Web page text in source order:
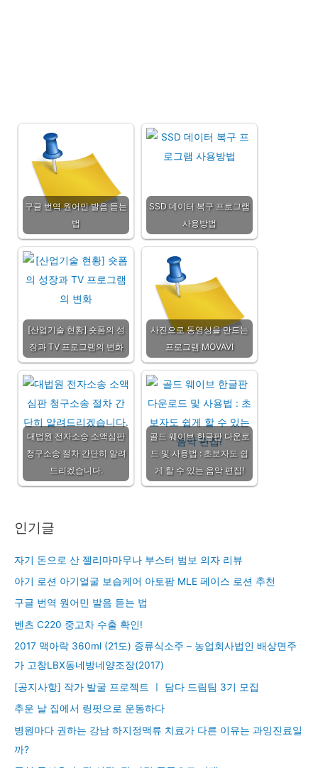
구글 번역 원어민 발음 듣는
법
SSD 데이터 복구 프로그램
사용방법
[산업기술 현황] 숏폼의 성
장과 TV 프로그램의 변화
사진으로 동영상을 만드는
프로그램 MOVAVI
대법원 전자소송 소액심판
청구소송 절차 간단히 알려
드리겠습니다.
골드 웨이브 한글판 다운로
드 및 사용법 : 초보자도 쉽
게 할 수 있는 음악 편집!
인기글
자기 돈으로 산 젤리마마무나 부스터 범보 의자 리뷰
아기 로션 아기얼굴 보습케어 아토팜 MLE 페이스 로션 추천
구글 번역 원어민 발음 듣는 법
벤츠 C220 중고차 수출 확인!
2017 맥아락 360ml (21도) 증류식소주 – 농업회사법인 배상면주
가 고창LBX동네방네양조장(2017)
[공지사항] 작가 발굴 프로젝트 ㅣ 담다 드림팀 3기 모집
추운 날 집에서 링핏으로 운동하다
병원마다 권하는 강남 하지정맥류 치료가 다른 이유는 과잉진료일
까?